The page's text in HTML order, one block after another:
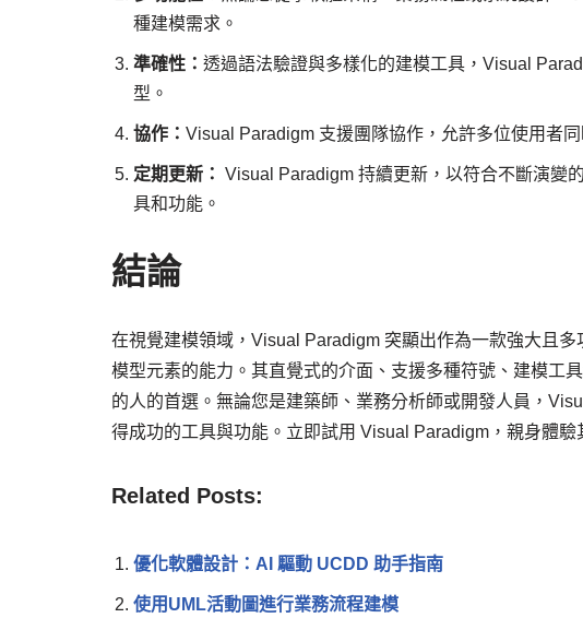
種建模需求。
準確性： 透過語法驗證與多樣化的建模工具，Visual
型。
協作： Visual Paradigm 支援團隊協作，允許多位使用者
定期更新： Visual Paradigm 持續更新，以符合不斷演變
具和功能。
結論
在視覺建模領域，Visual Paradigm 突顯出作為一款強大且
模型元素的能力。其直覺式的介面、支援多種符號、建模工
的人的首選。無論您是建築師、業務分析師或開發人員，
得成功的工具與功能。立即試用 Visual Paradigm，親身體驗
Related Posts:
優化軟體設計：AI 驅動 UCDD 助手指南
使用UML活動圖進行業務流程建模